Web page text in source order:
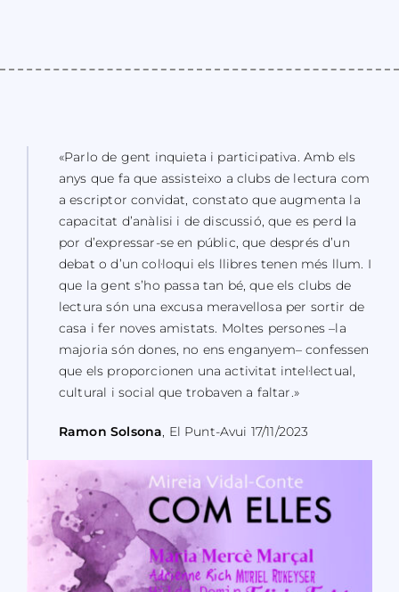
«Parlo de gent inquieta i participativa. Amb els
anys que fa que assisteixo a clubs de lectura com
a escriptor convidat, constato que augmenta la
capacitat d’anàlisi i de discussió, que es perd la
por d’expressar-se en públic, que després d’un
debat o d’un col·loqui els llibres tenen més llum. I
que la gent s’ho passa tan bé, que els clubs de
lectura són una excusa meravellosa per sortir de
casa i fer noves amistats. Moltes persones –la
majoria són dones, no ens enganyem– confessen
que els proporcionen una activitat intel·lectual,
cultural i social que trobaven a faltar.»
Ramon Solsona, El Punt-Avui 17/11/2023